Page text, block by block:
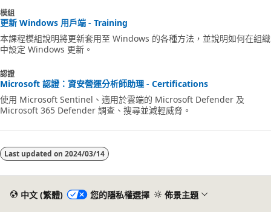
模組
更新 Windows 用戶端 - Training
本課程模組說明將更新套用至 Windows 的各種方法，並說明如何在組織
中設定 Windows 更新。
認證
Microsoft 認證：資安營運分析師助理 - Certifications
使用 Microsoft Sentinel、適用於雲端的 Microsoft Defender 及
Microsoft 365 Defender 調查、搜尋並減輕威脅。
Last updated on 2024/03/14
中文 (繁體) 您的隱私權選擇 佈景主題